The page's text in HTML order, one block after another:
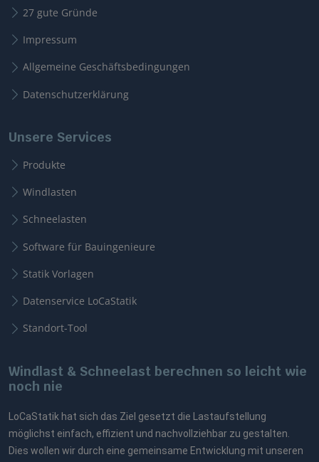
27 gute Gründe
Impressum
Allgemeine Geschäftsbedingungen
Datenschutzerklärung
Unsere Services
Produkte
Windlasten
Schneelasten
Software für Bauingenieure
Statik Vorlagen
Datenservice LoCaStatik
Standort-Tool
Windlast & Schneelast berechnen so leicht wie
noch nie
LoCaStatik hat sich das Ziel gesetzt die Lastaufstellung
möglichst einfach, effizient und nachvollziehbar zu gestalten.
Dies wollen wir durch eine gemeinsame Entwicklung mit unseren